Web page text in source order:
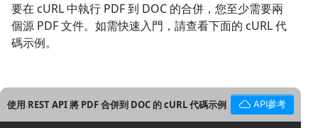
要在 cURL 中執行 PDF 到 DOC 的合併，您至少需要兩
個源 PDF 文件。如需快速入門，請查看下面的 cURL 代
碼示例。
使用 REST API 將 PDF 合併到 DOC 的 cURL 代碼示例 API參考